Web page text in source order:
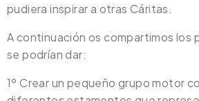
pudiera inspirar a otras Cáritas.
A continuación os compartimos los
se podrían dar:
1º Crear un pequeño grupo motor